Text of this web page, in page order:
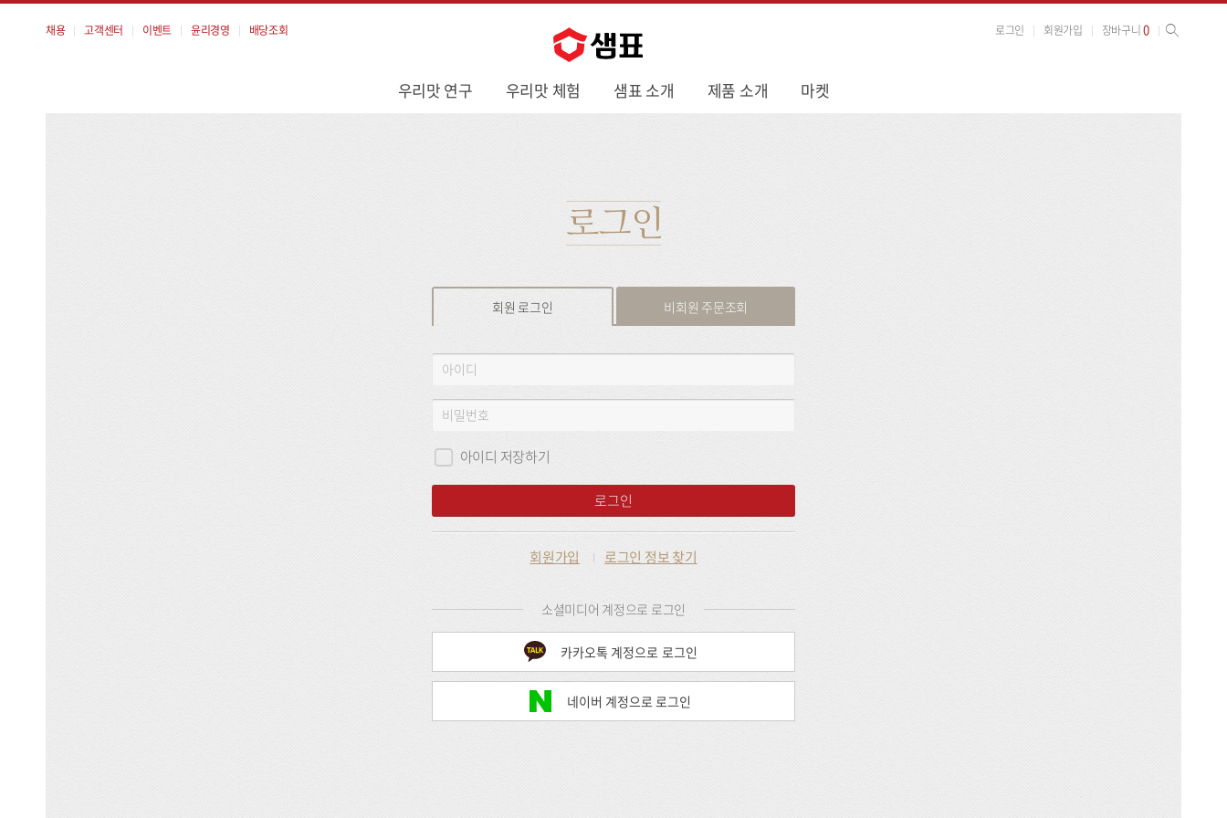
뉴
우리맛 연구 우리맛 체험 샘표 소개 제품 소개 마켓
채용 고객센터 이벤트 윤리경영 배당조회 로그인 회원가입 장바구니0 사이트 검색
로그인
회원 로그인 비회원 주문조회
회
로
그
인
아
디비
번
호
아이디 저장하기
로그인
회원가입 로그인 정보 찾기
소셜미디어 계정으로 로그인
카카오톡 계정으로 로그인
네이버 계정으로 로그인